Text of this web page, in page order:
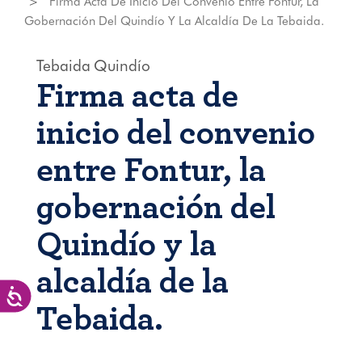
Accesibilidad
Gobernación Del Quindío Y La Alcaldía De La Tebaida.
Tebaida Quindío
Firma acta de
inicio del convenio
entre Fontur, la
gobernación del
Quindío y la
alcaldía de la
Tebaida.